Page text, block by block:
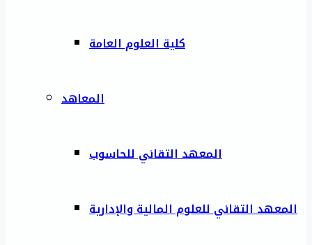
كلية العلوم العامة
المعاهد
المعهد التقاني للحاسوب
المعهد التقاني للعلوم المالية والإدارية